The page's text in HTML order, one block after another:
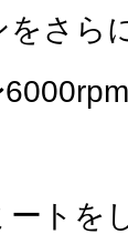
をさら
ートを